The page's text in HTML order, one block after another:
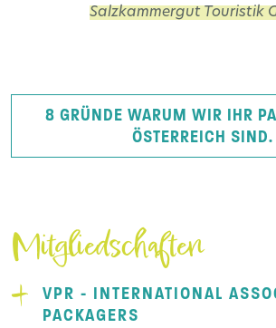
Salzkammergut Touristik
8 GRÜNDE WARUM WIR IHR
ÖSTERREICH SIND.
Mitgliedschaften
VPR - INTERNATIONAL
PACKAGERS